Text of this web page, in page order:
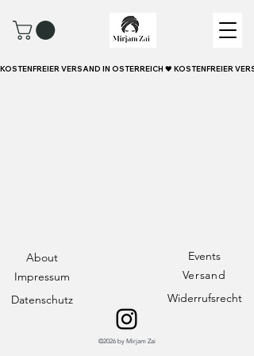
KOSTENFREIER VERSAND IN ÖSTERREICH 🖤
About
Impressum
Datenschutz
Events
Versand
Widerrufsrecht
©2026 by Mirjam Zai